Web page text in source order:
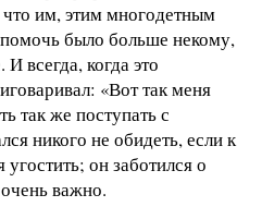
им, этим многодетным
было больше некому,
всегда, когда это
«Вот так меня
так же поступать с
никого не обидеть, если к
он заботился о
важно.